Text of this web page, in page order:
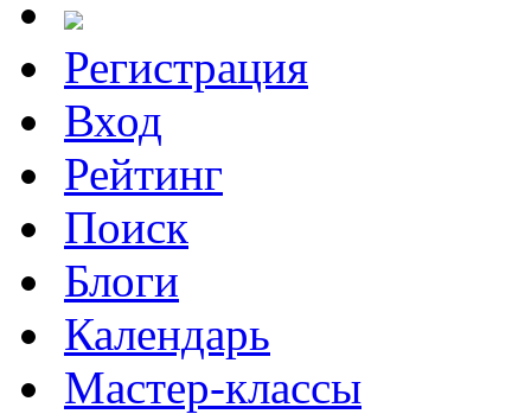
Регистрация
Вход
Рейтинг
Поиск
Блоги
Календарь
Мастер-классы